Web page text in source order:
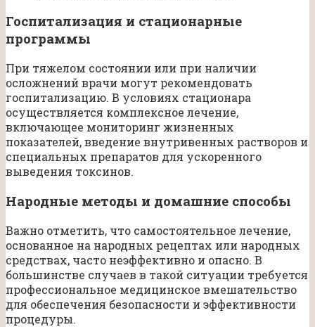
Госпитализация и стационарные
программы
При тяжелом состоянии или при наличии
осложнений врачи могут рекомендовать
госпитализацию. В условиях стационара
осуществляется комплексное лечение,
включающее мониторинг жизненных
показателей, введение внутривенных растворов и
специальных препаратов для ускоренного
выведения токсинов.
Народные методы и домашние способы
Важно отметить, что самостоятельное лечение,
основанное на народных рецептах или народных
средствах, часто неэффективно и опасно. В
большинстве случаев в такой ситуации требуется
профессиональное медицинское вмешательство
для обеспечения безопасности и эффективности
процедуры.